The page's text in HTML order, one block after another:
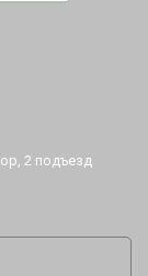
2 подъезд